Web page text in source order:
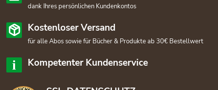
dank Ihres persönlichen Kundenkontos
Kostenloser Versand
für alle Abos sowie für Bücher & Produkte ab 30€ Bestellwert
Kompetenter Kundenservice